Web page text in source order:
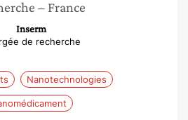
– France
Inserm
de recherche
Nanotechnologies